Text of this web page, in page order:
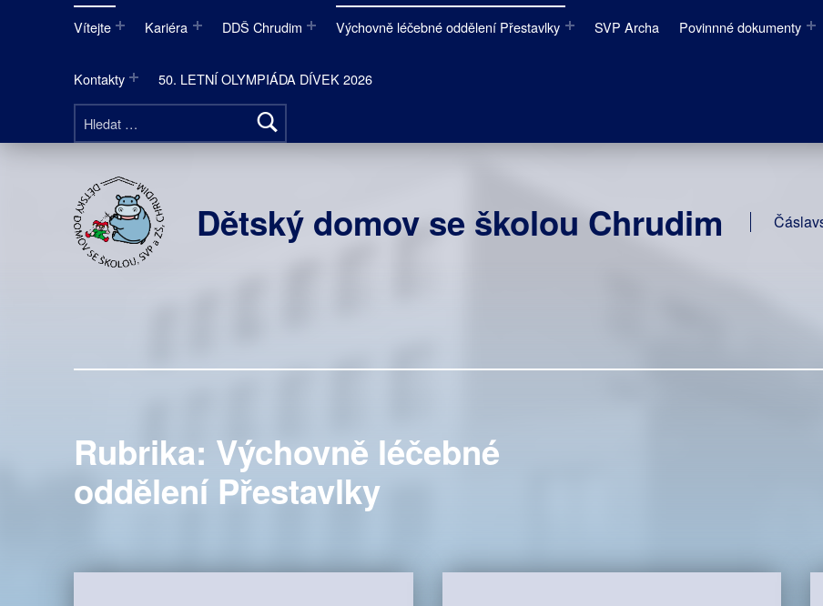
Vyhledávání
Vítejte Kariéra DDŠ Chrudim Výchovně léčebné oddělení Přestavlky SVP Archa Povinnné dokumenty
Kontakty 50. LETNÍ OLYMPIÁDA DÍVEK 2026
Dětský domov se školou Chrudim
Rubrika: Výchovně léčebné
oddělení Přestavlky